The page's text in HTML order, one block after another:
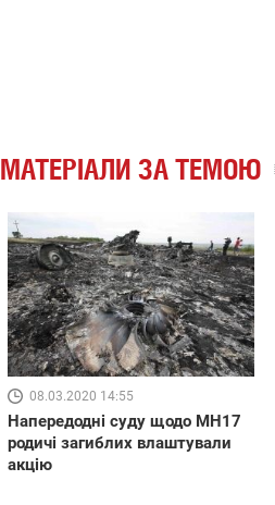
МАТЕРІАЛИ ЗА ТЕМОЮ
08.03.2020 14:55
Напередодні суду щодо МН17
родичі загиблих влаштували
акцію